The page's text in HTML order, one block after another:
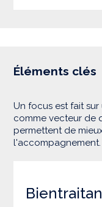
Éléments clés
Un focus est fait sur
comme vecteur de
permettent de
l'accompagnement.